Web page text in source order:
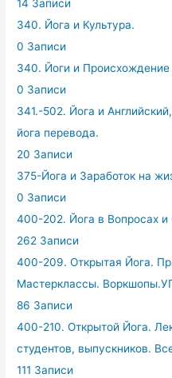
14 Записи
340. Йога и Культура.
0 Записи
340. Йоги и
0 Записи
341.-502. Йога и
йога перевода.
20 Записи
375-Йога и Заработок на
0 Записи
400-202. Йога в Вопросах и
262 Записи
400-209. Открытая Йога.
Мастерклассы.
86 Записи
400-210. Открытой Йога.
студентов, выпускников.
111 Записи